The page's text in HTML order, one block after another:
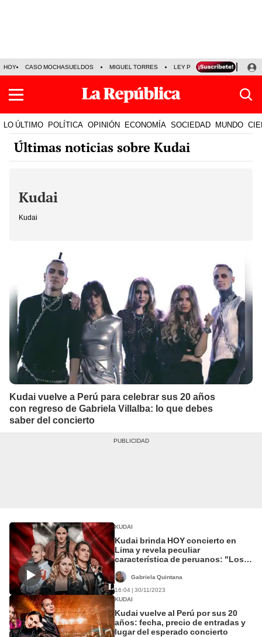
HOY CASO MOCHASUELDOS MIGUEL TORRES LEY PULPÍN PRECIO DEL
LO ÚLTIMO POLÍTICA OPINIÓN ECONOMÍA SOCIEDAD MUNDO
Últimas noticias sobre Kudai
Kudai
Kudai
Kudai vuelve a Perú para celebrar sus 20 años
con regreso de Gabriela Villalba: lo que debes
saber del concierto
KUDAI
Kudai brinda HOY concierto en
Lima y revela peculiar
característica de peruanos: "Los
Gabriela Quintana
16:04 | 30/11/2023
KUDAI
Kudai vuelve al Perú por sus 20
años: fecha, precio de entradas y
lugar del esperado concierto